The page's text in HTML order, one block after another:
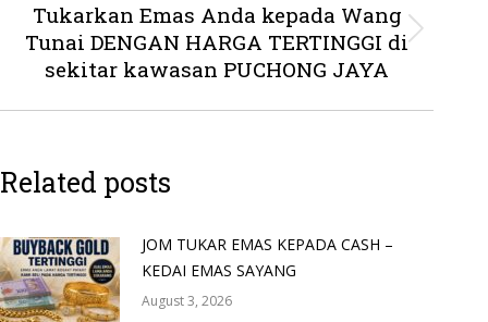
Next
post:
Tukarkan Emas Anda kepada Wang
Tunai DENGAN HARGA TERTINGGI di
sekitar kawasan PUCHONG JAYA
Related posts
JOM TUKAR EMAS KEPADA CASH –
KEDAI EMAS SAYANG
August 3, 2026